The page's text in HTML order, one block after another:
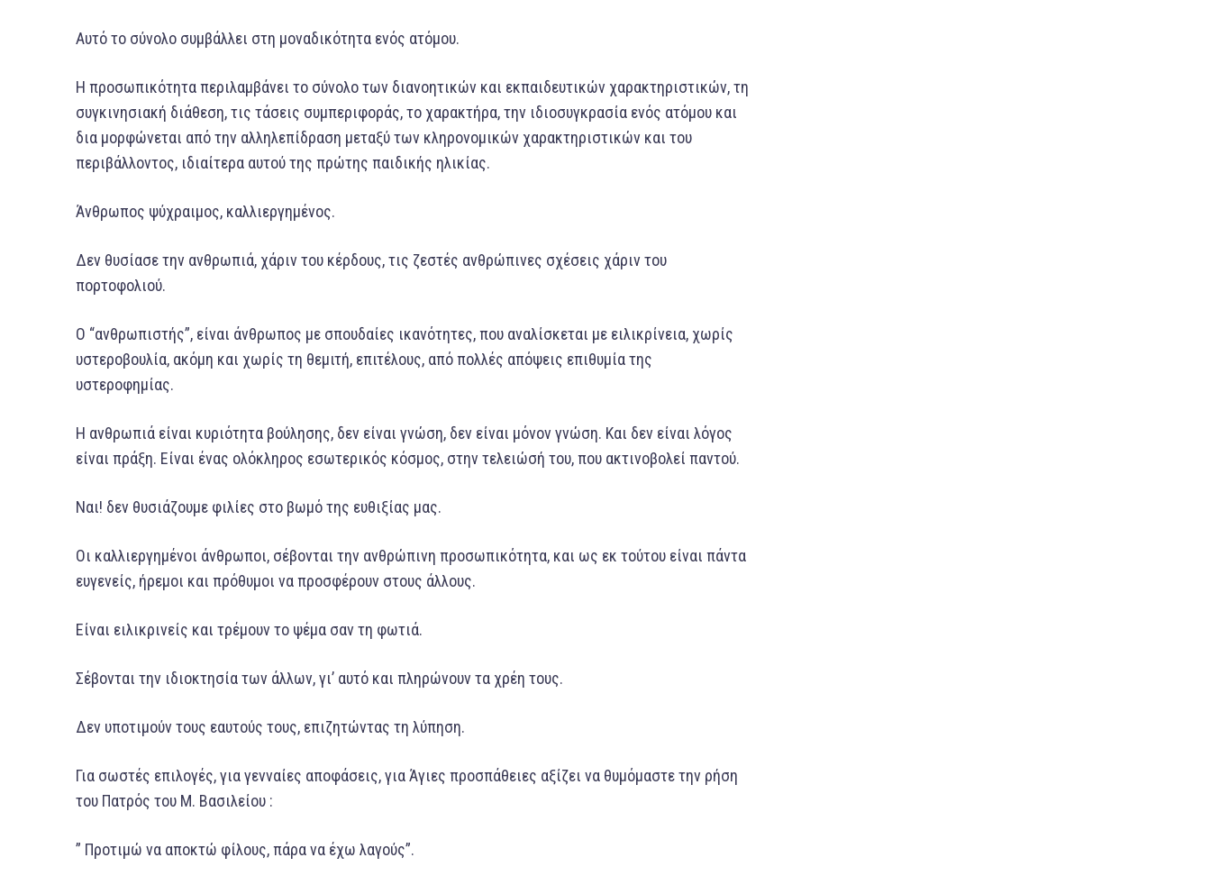
Αυτό το σύνολο συμβάλλει στη μοναδικότητα ενός ατόμου.
Η προσωπικότητα περιλαμβάνει το σύνολο των διανοητικών και εκπαιδευτικών χαρακτηριστικών, τη
συγκινησιακή διάθεση, τις τάσεις συμπεριφοράς, το χαρακτήρα, την ιδιοσυγκρασία ενός ατόμου και
δια μορφώνεται από την αλληλεπίδραση μεταξύ των κληρονομικών χαρακτηριστικών και του
περιβάλλοντος, ιδιαίτερα αυτού της πρώτης παιδικής ηλικίας.
Άνθρωπος ψύχραιμος, καλλιεργημένος.
Δεν θυσίασε την ανθρωπιά, χάριν του κέρδους, τις ζεστές ανθρώπινες σχέσεις χάριν του
πορτοφολιού.
Ο “ανθρωπιστής”, είναι άνθρωπος με σπουδαίες ικανότητες, που αναλίσκεται με ειλικρίνεια, χωρίς
υστεροβουλία, ακόμη και χωρίς τη θεμιτή, επιτέλους, από πολλές απόψεις επιθυμία της
υστεροφημίας.
Η ανθρωπιά είναι κυριότητα βούλησης, δεν είναι γνώση, δεν είναι μόνον γνώση. Και δεν είναι λόγος
είναι πράξη. Είναι ένας ολόκληρος εσωτερικός κόσμος, στην τελειώσή του, που ακτινοβολεί παντού.
Ναι! δεν θυσιάζουμε φιλίες στο βωμό της ευθιξίας μας.
Οι καλλιεργημένοι άνθρωποι, σέβονται την ανθρώπινη προσωπικότητα, και ως εκ τούτου είναι πάντα
ευγενείς, ήρεμοι και πρόθυμοι να προσφέρουν στους άλλους.
Είναι ειλικρινείς και τρέμουν το ψέμα σαν τη φωτιά.
Σέβονται την ιδιοκτησία των άλλων, γι’ αυτό και πληρώνουν τα χρέη τους.
Δεν υποτιμούν τους εαυτούς τους, επιζητώντας τη λύπηση.
Για σωστές επιλογές, για γενναίες αποφάσεις, για Άγιες προσπάθειες αξίζει να θυμόμαστε την ρήση
του Πατρός του Μ. Βασιλείου :
” Προτιμώ να αποκτώ φίλους, πάρα να έχω λαγούς”.